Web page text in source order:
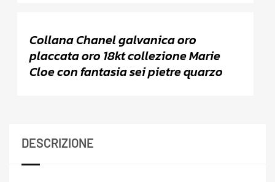
Collana Chanel galvanica oro
placcata oro 18kt collezione Marie
Cloe con fantasia sei pietre quarzo
DESCRIZIONE